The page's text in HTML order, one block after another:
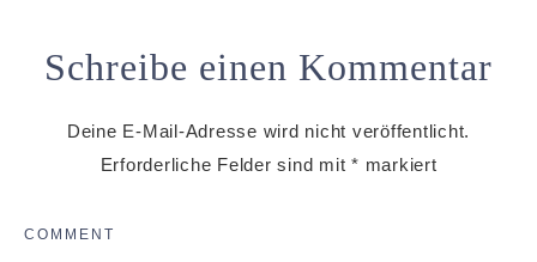
Schreibe einen Kommentar
Deine E-Mail-Adresse wird nicht veröffentlicht.
Erforderliche Felder sind mit * markiert
COMMENT